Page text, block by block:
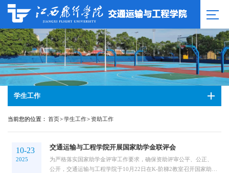
学生工作
当前您的位置： 首页>学生工作> 资助工作
10-23
2025
交通运输与工程学院开展国家助学金联评会
为严格落实国家助学金评审工作要求，确保资助评审公平、公正、
公开，交通运输与工程学院于10月22日在K-阶梯2教室召开国家助学